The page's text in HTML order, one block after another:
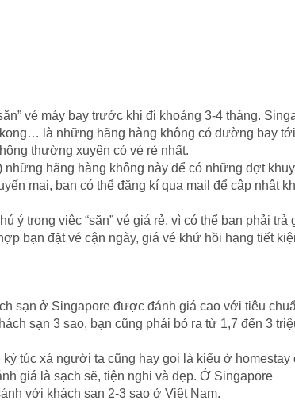
vé máy bay trước khi đi khoảng 3-4 tháng.
là những hãng hàng không có đường bay tới
thường xuyên có vé rẻ nhất.
hãng hàng không này để có những đợt
mại, bạn có thể đăng kí qua mail để cập nhật
ý trong việc “săn” vé giá rẻ, vì có thể bạn phải trả
bạn đặt vé cận ngày, giá vé khứ hồi hạng tiết
sạn ở Singapore được đánh giá cao với tiêu
sạn 3 sao, bạn cũng phải bỏ ra từ 1,7 đến 3
túc xá người ta cũng hay gọi là kiểu ở homestay
giá là sạch sẽ, tiện nghi và đẹp. Ở Singapore
với khách sạn 2-3 sao ở Việt Nam.